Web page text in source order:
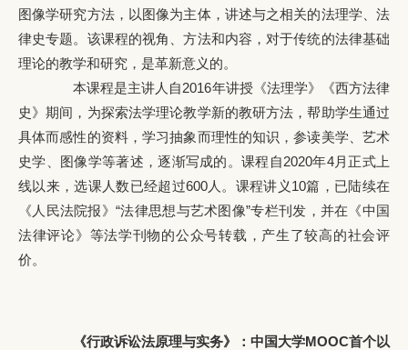
图像学研究方法，以图像为主体，讲述与之相关的法理学、法
律史专题。该课程的视角、方法和内容，对于传统的法律基础
理论的教学和研究，是革新意义的。
本课程是主讲人自2016年讲授《法理学》《西方法律
史》期间，为探索法学理论教学新的教研方法，帮助学生通过
具体而感性的资料，学习抽象而理性的知识，参读美学、艺术
史学、图像学等著述，逐渐写成的。课程自2020年4月正式上
线以来，选课人数已经超过600人。课程讲义10篇，已陆续在
《人民法院报》“法律思想与艺术图像”专栏刊发，并在《中国
法律评论》等法学刊物的公众号转载，产生了较高的社会评
价。
《行政诉讼法原理与实务》：中国大学MOOC首个以